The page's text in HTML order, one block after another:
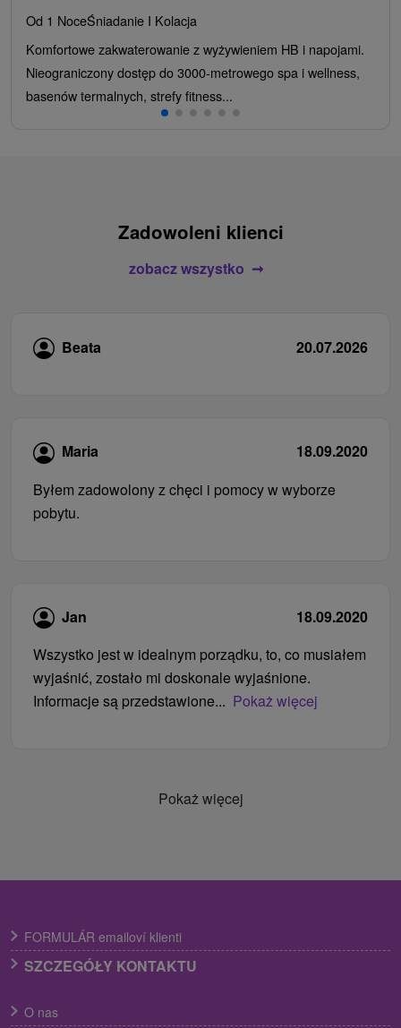
Od 1 NoceŚniadanie I Kolacja
Komfortowe zakwaterowanie z wyżywieniem HB i napojami.
Nieograniczony dostęp do 3000-metrowego spa i wellness,
basenów termalnych, strefy fitness...
Zadowoleni klienci
zobacz wszystko
Beata 20.07.2026
Maria
18.09.2020
Byłem zadowolony z chęci i pomocy w wyborze
pobytu.
Jan
18.09.2020
Wszystko jest w idealnym porządku, to, co musiałem
wyjaśnić, zostało mi doskonale wyjaśnione.
Informacje są przedstawione... Pokaż więcej
Pokaż więcej
FORMULÁR emailoví klienti
SZCZEGÓŁY KONTAKTU
O nas